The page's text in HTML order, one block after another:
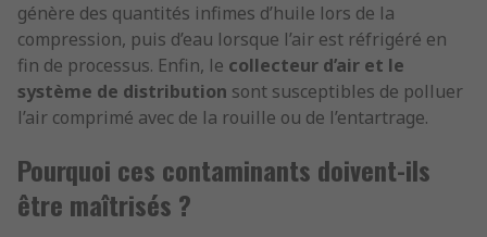
génère des quantités infimes d’huile lors de la
compression, puis d’eau lorsque l’air est réfrigéré en
fin de processus. Enfin, le collecteur d’air et le
système de distribution sont susceptibles de polluer
l’air comprimé avec de la rouille ou de l’entartrage.
Pourquoi ces contaminants doivent-ils
être maîtrisés ?